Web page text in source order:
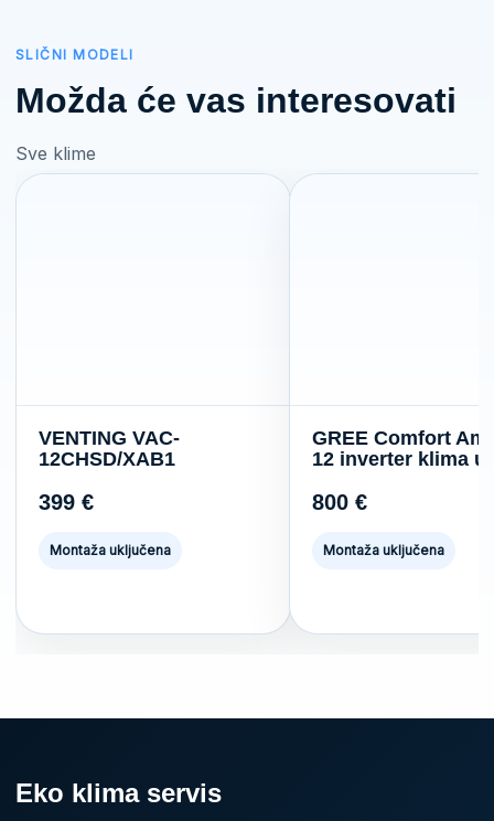
SLIČNI MODELI
Možda će vas interesovati
Sve klime
VENTING VAC-
12CHSD/XAB1
399 €
Montaža uključena
GREE Comfort
12 inverter klima
800 €
Montaža uključena
Eko klima servis